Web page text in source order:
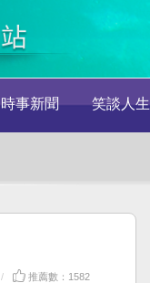
時事新聞 笑談人生
推薦數：1582